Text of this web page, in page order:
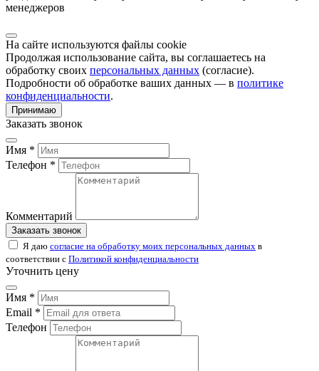
менеджеров
На сайте используются файлы cookie
Продолжая использование сайта, вы соглашаетесь на
обработку своих персональных данных (согласие).
Подробности об обработке ваших данных — в политике
конфиденциальности.
Принимаю
Заказать звонок
Имя *
Телефон *
Комментарий
Заказать звонок
Я даю согласие на обработку моих персональных данных в
соответствии с Политикой конфиденциальности
Уточнить цену
Имя *
Email *
Телефон